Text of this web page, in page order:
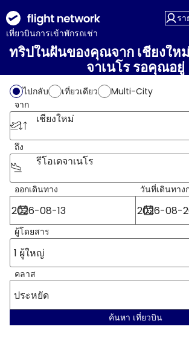
เที่ยวบินการเข้าพักรถเช่า
รา
ทริปในฝันของคุณจาก เชียงใหม่
จาเนโร รอคุณอยู่
ไปกลับ เที่ยวเดียว
Multi-City
จาก
เชียงใหม่
ถึง
รีโอเดจาเนโร
ออกเดินทาง วันที่เดินทาง
ผู้โดยสาร
1 ผู้ใหญ่
คลาส
ประหยัด
ค้นหา เที่ยวบิน